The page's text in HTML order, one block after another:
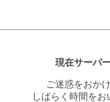
現在サーバ
ご迷惑をおか
しばらく時間を